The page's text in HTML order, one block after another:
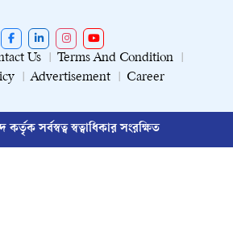
Us
Terms And Condition
Advertisement Career
সর্বস্বত্ব স্বত্বাধিকার সংরক্ষিত